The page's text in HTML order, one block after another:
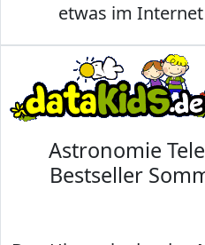
etwas im
Astronomie
Bestseller